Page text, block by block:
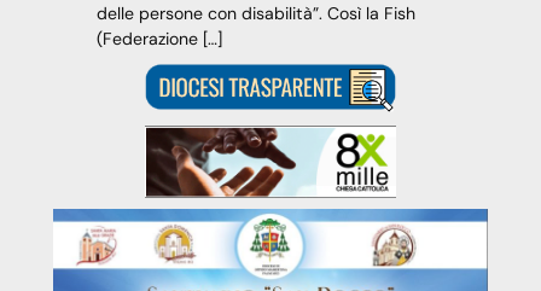
delle persone con disabilità”. Così la Fish
(Federazione […]